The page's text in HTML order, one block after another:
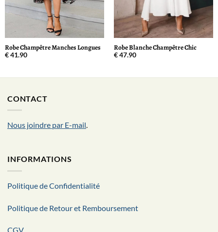
Robe Champêtre Manches Longues
€41.90
Robe Blanche Champêtre Chic
€47.90
CONTACT
Nous joindre par E-mail.
INFORMATIONS
Politique de Confidentialité
Politique de Retour et Remboursement
CGV